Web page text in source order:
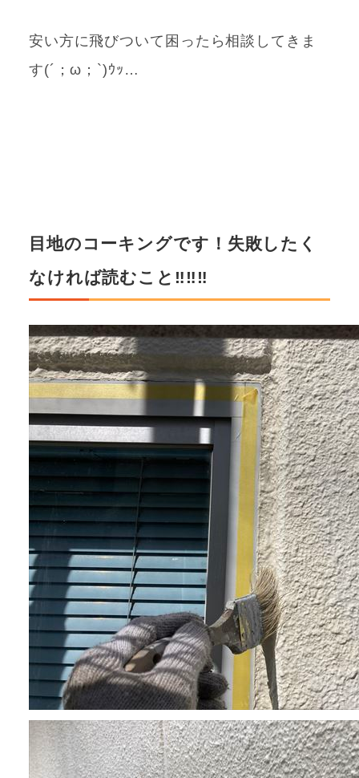
安い方に飛びついて困ったら相談してきま
す(´；ω；`)ｳｯ…
目地のコーキングです！失敗したく
なければ読むこと‼‼‼